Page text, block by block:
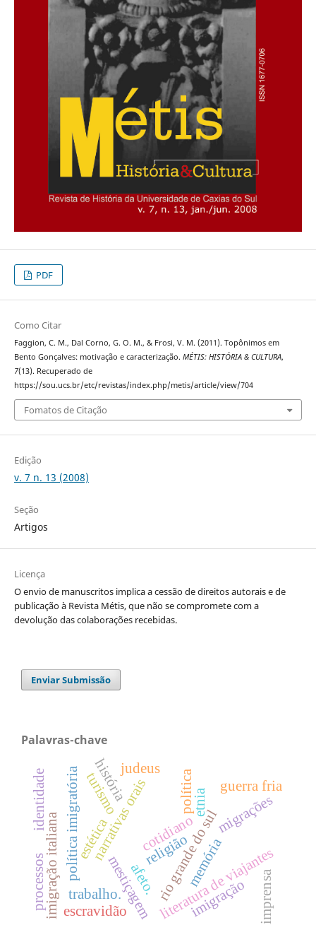
PDF
Como Citar
Faggion, C. M., Dal Corno, G. O. M., & Frosi, V. M. (2011). Topônimos em
Bento Gonçalves: motivação e caracterização. MÉTIS: HISTÓRIA & CULTURA,
7(13). Recuperado de
https://sou.ucs.br/etc/revistas/index.php/metis/article/view/704
Fomatos de Citação
Edição
v. 7 n. 13 (2008)
Seção
Artigos
Licença
O envio de manuscritos implica a cessão de direitos autorais e de
publicação à Revista Métis, que não se compromete com a
devolução das colaborações recebidas.
Enviar Submissão
Palavras-chave
memória
narrativas orais
literatura de viajantes
cotidiano
políticaetnia
religião
rio grande do sul
estética
mestiçagem
política imigratória
imigração italiana migrações
trabalho.
judeus
processos imigração
turismo
identidade história guerra fria
imprensa
afeto.
escravidão